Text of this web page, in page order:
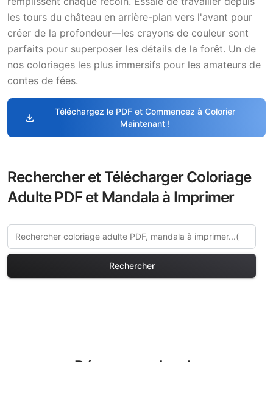
les tours du château en arrière-plan vers l'avant pour
créer de la profondeur—les crayons de couleur sont
parfaits pour superposer les détails de la forêt. Un de
nos coloriages les plus immersifs pour les amateurs de
contes de fées.
download
Téléchargez le PDF et Commencez à Colorier
Maintenant !
Rechercher et Télécharger Coloriage
Adulte PDF et Mandala à Imprimer
Rechercher
Découvrez plus de